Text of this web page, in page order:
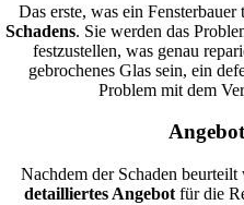
Das erste, was ein
Schadens. Sie werden das
festzustellen, was genau
gebrochenes Glas sein, ein
Problem mit dem
Nachdem der Schaden
detailliertes Angebotfür die